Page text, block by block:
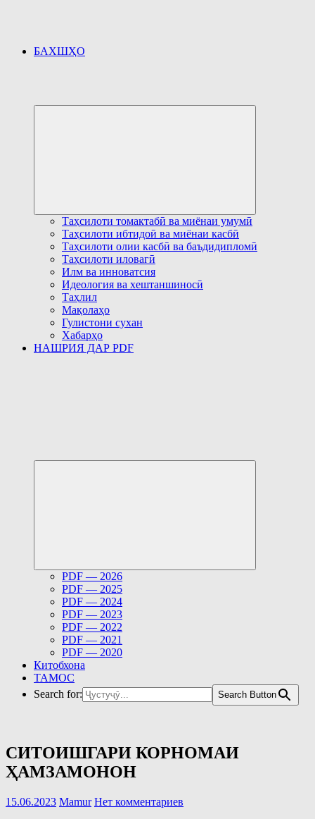
БАХШҲО
Таҳсилоти томактабӣ ва миёнаи умумӣ
Таҳсилоти ибтидоӣ ва миёнаи касбӣ
Таҳсилоти олии касбӣ ва баъдидипломӣ
Таҳсилоти иловагӣ
Илм ва инноватсия
Идеология ва хештаншиносӣ
Таҳлил
Мақолаҳо
Гулистони сухан
Хабарҳо
НАШРИЯ ДАР PDF
PDF — 2026
PDF — 2025
PDF — 2024
PDF — 2023
PDF — 2022
PDF — 2021
PDF — 2020
Китобхона
ТАМОС
Search for:
Search Button
СИТОИШГАРИ КОРНОМАИ
ҲАМЗАМОНОН
15.06.2023 Mamur Нет комментариев